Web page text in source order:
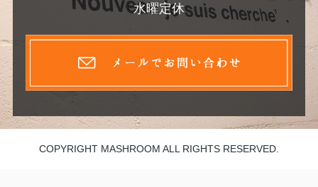
水曜定休
COPYRIGHT MASHROOM ALL RIGHTS RESERVED.